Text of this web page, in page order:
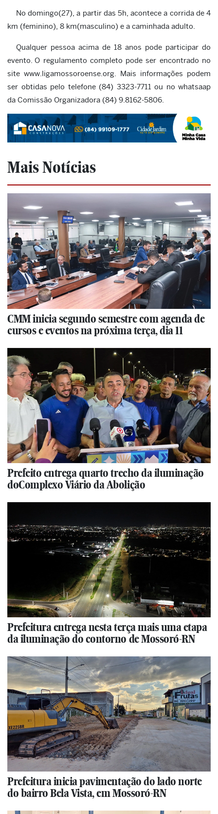
No domingo(27), a partir das 5h, acontece a corrida de 4
km (feminino), 8 km(masculino) e a caminhada adulto.
Qualquer pessoa acima de 18 anos pode participar do
evento.O regulamento completo pode ser encontrado no
site www.ligamossoroense.org. Mais informações podem
ser obtidas pelo telefone (84) 3323-7711 ou no whatsaap
da Comissão Organizadora (84) 9.8162-5806.
Mais Notícias
CMM inicia segundo semestre com agenda de
cursos e eventos na próxima terça, dia 11
Prefeito entrega quarto trecho da iluminação
doComplexo Viário da Abolição
Prefeitura entrega nesta terça mais uma etapa
da iluminação do contorno de Mossoró-RN
Prefeitura inicia pavimentação do lado norte
do bairro Bela Vista, em Mossoró-RN